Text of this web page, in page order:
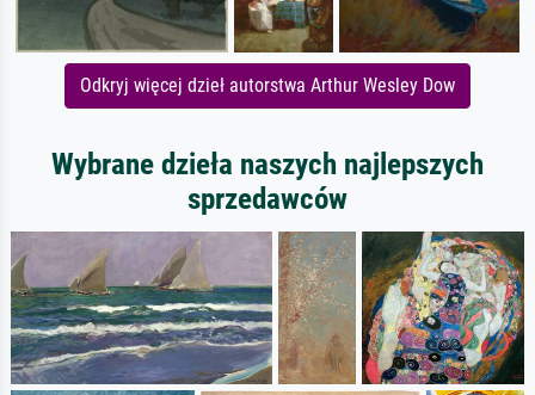
Odkryj więcej dzieł autorstwa Arthur Wesley Dow
Wybrane dzieła naszych najlepszych
sprzedawców